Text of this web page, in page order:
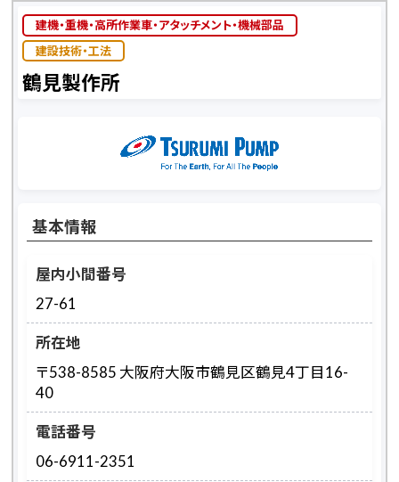
建機・重機・高所作業車・アタッチメント・機械部品
建設技術・工法
鶴見製作所
基本情報
屋内小間番号
27-61
所在地
〒538-8585 大阪府大阪市鶴見区鶴見4丁目16-
40
電話番号
06-6911-2351